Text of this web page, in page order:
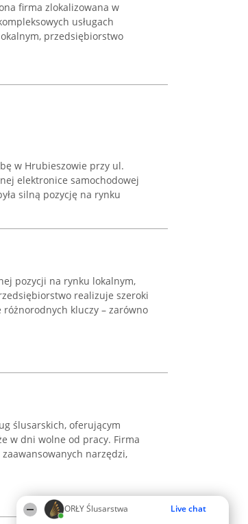
ORŁY Ślusarstwa Live chat
firma zlokalizowana w
usługach
przedsiębiorstwo
w Hrubieszowie przy ul.
elektronice samochodowej
silną pozycję na rynku
pozycji na rynku lokalnym,
realizuje szeroki
kluczy – zarówno
ślusarskich, oferującym
w dni wolne od pracy. Firma
narzędzi,